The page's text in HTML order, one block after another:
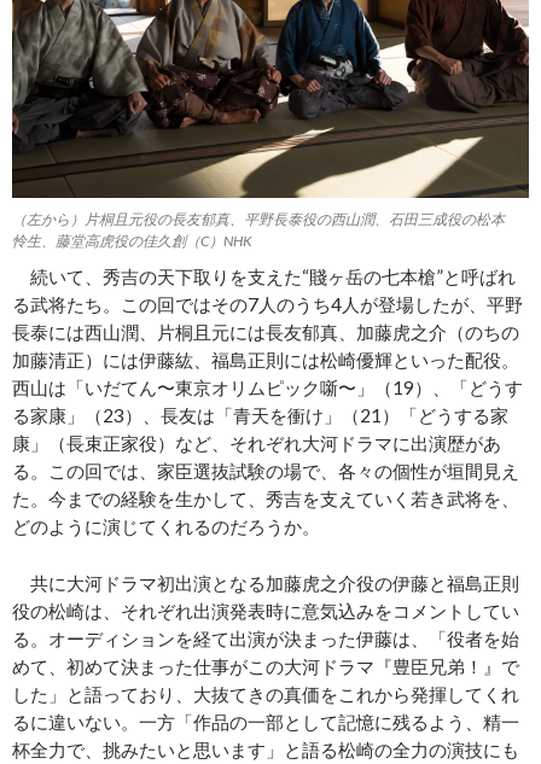
（左から）片桐且元役の長友郁真、平野長泰役の西山潤、石田三成役の松本
怜生、藤堂高虎役の佳久創（C）NHK
続いて、秀吉の天下取りを支えた“賤ヶ岳の七本槍”と呼ばれ
る武将たち。この回ではその7人のうち4人が登場したが、平野
長泰には西山潤、片桐且元には長友郁真、加藤虎之介（のちの
加藤清正）には伊藤紘、福島正則には松崎優輝といった配役。
西山は「いだてん〜東京オリムピック噺〜」（19）、「どうす
る家康」（23）、長友は「青天を衝け」（21）「どうする家
康」（長束正家役）など、それぞれ大河ドラマに出演歴があ
る。この回では、家臣選抜試験の場で、各々の個性が垣間見え
た。今までの経験を生かして、秀吉を支えていく若き武将を、
どのように演じてくれるのだろうか。
共に大河ドラマ初出演となる加藤虎之介役の伊藤と福島正則
役の松崎は、それぞれ出演発表時に意気込みをコメントしてい
る。オーディションを経て出演が決まった伊藤は、「役者を始
めて、初めて決まった仕事がこの大河ドラマ『豊臣兄弟！』で
した」と語っており、大抜てきの真価をこれから発揮してくれ
るに違いない。一方「作品の一部として記憶に残るよう、精一
杯全力で、挑みたいと思います」と語る松崎の全力の演技にも